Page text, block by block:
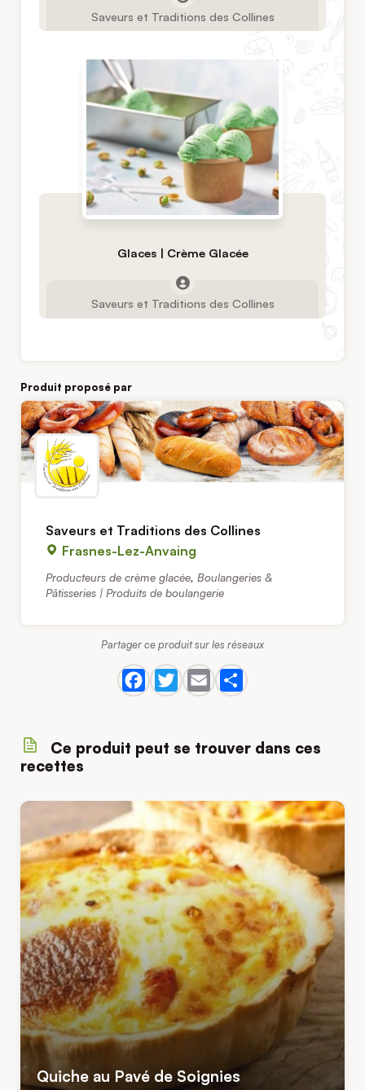
Saveurs et Traditions des Collines
Glaces | Crème Glacée
Saveurs et Traditions des Collines
Produit proposé par
Saveurs et Traditions des Collines
Frasnes-Lez-Anvaing
Producteurs de crème glacée, Boulangeries &
Pâtisseries | Produits de boulangerie
Partager ce produit sur les réseaux
Ce produit peut se trouver dans ces
recettes
Quiche au Pavé de Soignies